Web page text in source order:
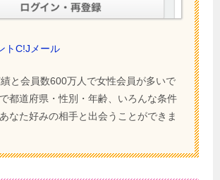
トC!Jメール
と会員数600万人で女性会員が多いで
都道府県・性別・年齢、いろんな条件
なた好みの相手と出会うことができま